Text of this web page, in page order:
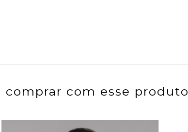
comprar com esse produto